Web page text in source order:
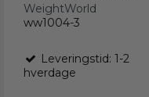
WeightWorld
ww1004-3
Leveringstid: 1-2
hverdage